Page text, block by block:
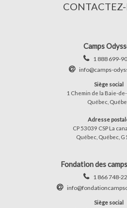
Camps
1 888 699-
info@camps-
Siège social
1 Chemin de la Baie-
Québec,
Adresse
CP 53039 CSP La
Québec, Québec,
Fondation des
1 866 748-
Siège social